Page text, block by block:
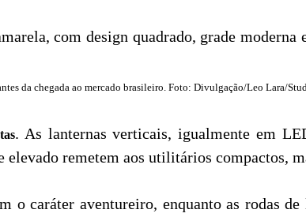
da chegada ao mercado brasileiro. Foto: Divulgação/Leo Lara/
. As lanternas verticais, igualmente em
elevado remetem aos utilitários compactos,
o caráter aventureiro, enquanto as rodas